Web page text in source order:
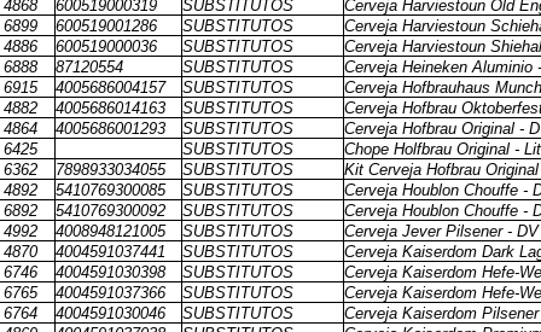
4868
600519000319 SUBSTITUTOS
Cerveja Harviestoun Old
6899
600519001286 SUBSTITUTOS
Cerveja Harviestoun
4886
600519000036 SUBSTITUTOS
Cerveja Harviestoun
6888
87120554 SUBSTITUTOS
Cerveja Heineken Aluminio
6915
4005686004157 SUBSTITUTOS
Cerveja Hofbrauhaus
4882
4005686014163 SUBSTITUTOS
Cerveja Hofbrau
4864
4005686001293 SUBSTITUTOS
Cerveja Hofbrau Original -
6425
SUBSTITUTOS
Chope Holfbrau Original -
6362
7898933034055 SUBSTITUTOS
Kit Cerveja Hofbrau
4892
5410769300085 SUBSTITUTOS
Cerveja Houblon Chouffe -
6892
5410769300092 SUBSTITUTOS
Cerveja Houblon Chouffe -
4992
4008948121005 SUBSTITUTOS
Cerveja Jever Pilsener -
4870
4004591037441 SUBSTITUTOS
Cerveja Kaiserdom Dark
6746
4004591030398 SUBSTITUTOS
Cerveja Kaiserdom Hefe-
6765
4004591037366 SUBSTITUTOS
Cerveja Kaiserdom Hefe-
6764
4004591030046 SUBSTITUTOS
Cerveja Kaiserdom